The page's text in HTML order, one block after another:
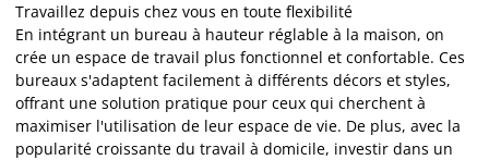
Travaillez depuis chez vous en toute flexibilité
En intégrant un bureau à hauteur réglable à la maison, on
crée un espace de travail plus fonctionnel et confortable. Ces
bureaux s'adaptent facilement à différents décors et styles,
offrant une solution pratique pour ceux qui cherchent à
maximiser l'utilisation de leur espace de vie. De plus, avec la
popularité croissante du travail à domicile, investir dans un